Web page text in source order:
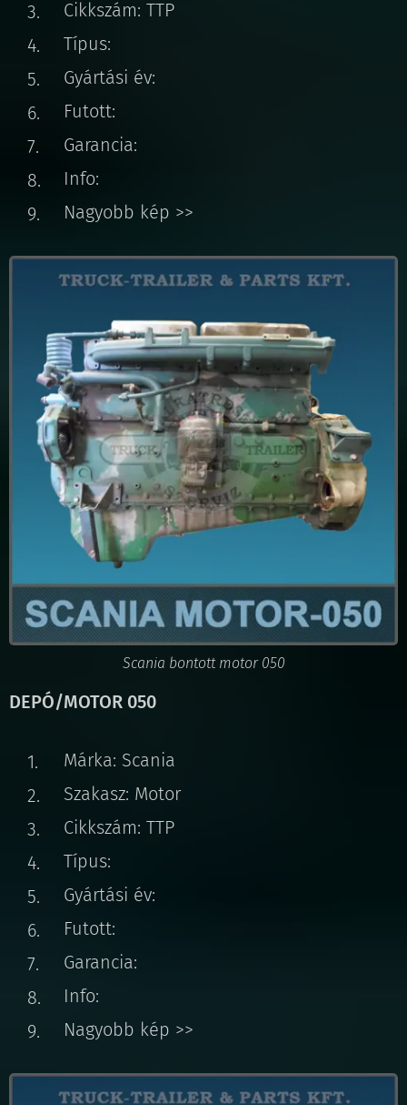
Cikkszám: TTP
Típus:
Gyártási év:
Futott:
Garancia:
Info:
Nagyobb kép >>
Scania bontott motor 050
DEPÓ/MOTOR 050
Márka: Scania
Szakasz: Motor
Cikkszám: TTP
Típus:
Gyártási év:
Futott:
Garancia:
Info:
Nagyobb kép >>